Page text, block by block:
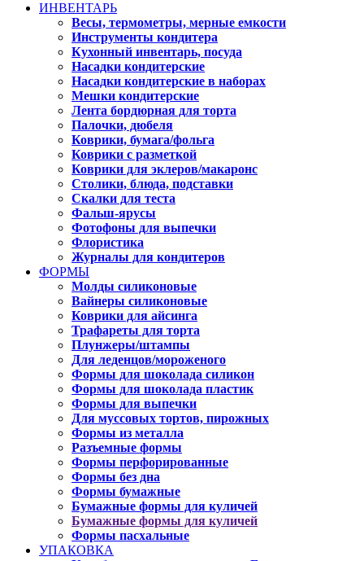
ИНВЕНТАРЬ
Весы, термометры, мерные емкости
Инструменты кондитера
Кухонный инвентарь, посуда
Насадки кондитерские
Насадки кондитерские в наборах
Мешки кондитерские
Лента бордюрная для торта
Палочки, дюбеля
Коврики, бумага/фольга
Коврики с разметкой
Коврики для эклеров/макаронс
Столики, блюда, подставки
Скалки для теста
Фальш-ярусы
Фотофоны для выпечки
Флористика
Журналы для кондитеров
ФОРМЫ
Молды силиконовые
Вайнеры силиконовые
Коврики для айсинга
Трафареты для торта
Плунжеры/штампы
Для леденцов/мороженого
Формы для шоколада силикон
Формы для шоколада пластик
Формы для выпечки
Для муссовых тортов, пирожных
Формы из металла
Разъемные формы
Формы перфорированные
Формы без дна
Формы бумажные
Бумажные формы для куличей
Бумажные формы для куличей
Формы пасхальные
УПАКОВКА